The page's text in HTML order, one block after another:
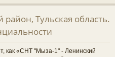
тр
ац
о
Тульская область.
как «СНТ "Мыза-1" - Ленинский